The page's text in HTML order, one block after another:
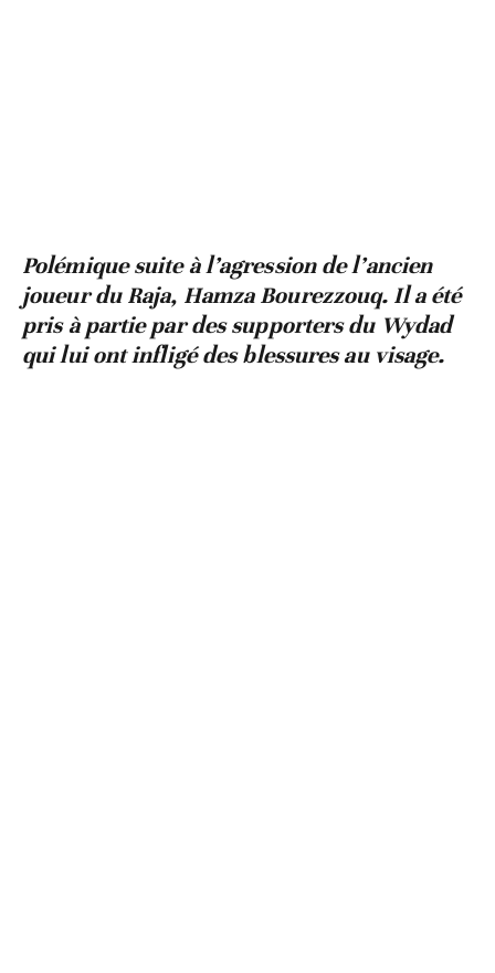
Polémique suite à l’agression de l’ancien
joueur du Raja, Hamza Bourezzouq. Il a été
pris à partie par des supporters du Wydad
qui lui ont infligé des blessures au visage.